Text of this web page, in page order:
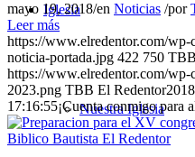
Iglesia
Nuestra Iglesia
mayo 19, 2018/en Noticias /por
Leer más
https://www.elredentor.com/wp-
noticia-portada.jpg 422 750
https://www.elredentor.com/
2023.png TBB El Redentor
17:16:55¡Cuenta conmigo para